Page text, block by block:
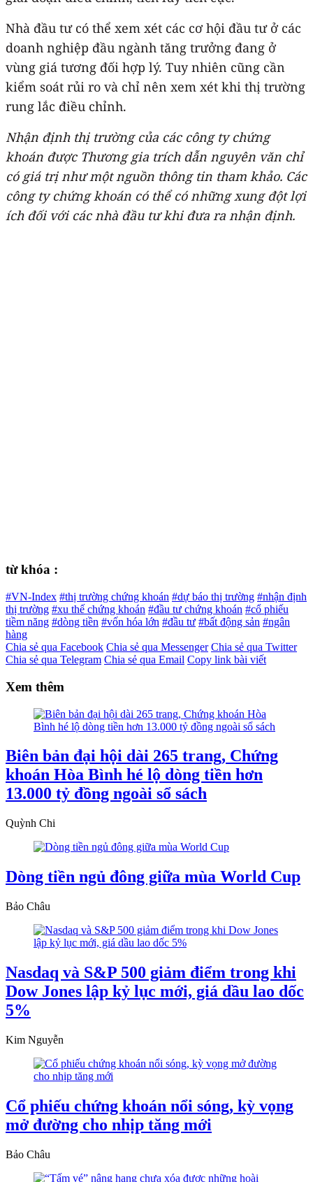
Nhà đầu tư có thể xem xét các cơ hội đầu tư ở các
doanh nghiệp đầu ngành tăng trưởng đang ở
vùng giá tương đối hợp lý. Tuy nhiên cũng cần
kiểm soát rủi ro và chỉ nên xem xét khi thị trường
rung lắc điều chỉnh.
Nhận định thị trường của các công ty chứng
khoán được Thương gia trích dẫn nguyên văn chỉ
có giá trị như một nguồn thông tin tham khảo. Các
công ty chứng khoán có thể có những xung đột lợi
ích đối với các nhà đầu tư khi đưa ra nhận định.
từ khóa :
#VN-Index #thị trường chứng khoán #dự báo thị trường #nhận định
thị trường #xu thế chứng khoán #đầu tư chứng khoán #cổ phiếu
tiềm năng #dòng tiền #vốn hóa lớn #đầu tư #bất động sản #ngân
hàng
Chia sẻ qua Facebook Chia sẻ qua Messenger Chia sẻ qua Twitter
Chia sẻ qua Telegram Chia sẻ qua Email Copy link bài viết
Xem thêm
Biên bản đại hội dài 265 trang, Chứng
khoán Hòa Bình hé lộ dòng tiền hơn
13.000 tỷ đồng ngoài sổ sách
Quỳnh Chi
Dòng tiền ngủ đông giữa mùa World Cup
Bảo Châu
Nasdaq và S&P 500 giảm điểm trong khi
Dow Jones lập kỷ lục mới, giá dầu lao dốc
5%
Kim Nguyễn
Cổ phiếu chứng khoán nổi sóng, kỳ vọng
mở đường cho nhịp tăng mới
Bảo Châu